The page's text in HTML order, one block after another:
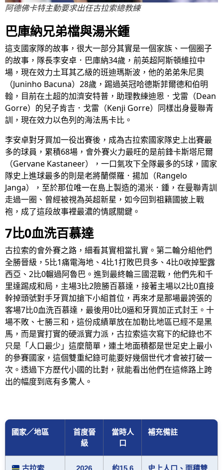
阿德佛卡特主動要求出任古拉索總教練
巴庫納兄弟檔與湯米鍾
這支國家隊的故事，很大一部分其實是一個家族、一個圈子
的故事，隊長李安卓．巴庫納34歲，前英超阿斯頓維拉中
場，現在效力土耳其乙級的班迪瑪斯波，他的弟弟朱尼奧
（Juninho Bacuna）28歲，踢過英冠哈德斯菲爾德和伯明
翰，目前在土超的加濟安特普，助理教練迪恩．戈雷（Dean
Gorre）的兒子肯吉．戈雷（Kenji Gorre）同樣出身曼聯青
訓，現在效力以色列的海法馬卡比。
李安卓對牙買加一役出賽後，成為古拉索國家隊史上出賽最
多的球員，累積68場，會外賽火力最旺的是前鋒卡斯塔尼爾
（Gervane Kastaneer），一口氣攻下全隊最多的5球，國家
隊史上進球最多的則是老將蘭傑羅．揚加（Rangelo
Janga），至於那位唯一在島上製造的湯米．鍾，在曼聯青訓
走過一圈、曾經被視為英超新星，如今回到祖籍國披上戰
袍，成了這段故事裡最濃的情感關鍵。
7比0血洗百慕達
古拉索的會外賽之路，細看其實相當扎實。第二輪分組他們
全勝晉級，5比1痛電海地、4比1打敗巴貝多、4比0收掉聖露
西亞、2比0輾過阿魯巴。進到最終輪三國混戰，他們先和千
里達踢成和局，主場3比2險勝百慕達，接著主場以2比0直接
幹掉頭號對手牙買加搶下小組首位，再來才是那場最誇張的
客場7比0血洗百慕達，最後用0比0逼和牙買加正式封王。十
場不敗、七勝三和，這份成績單放在加勒比地區已經不是黑
馬，而是實打實的硬派實力派，古拉索這次寫下的紀錄也不
只是「人口最少」這麼簡單，連土地面積都是世足史上最小
的參賽國家，這個雙重紀錄可能要好幾個世代才會被打破一
次。透過下方歷代小國的比對，就能看出他們在這條路上跨
出的幅度到底有多驚人。
國家／地區
首度晉
級
當時人
口
補充備註
古拉索 2026
約15.6
史上人口、面積雙